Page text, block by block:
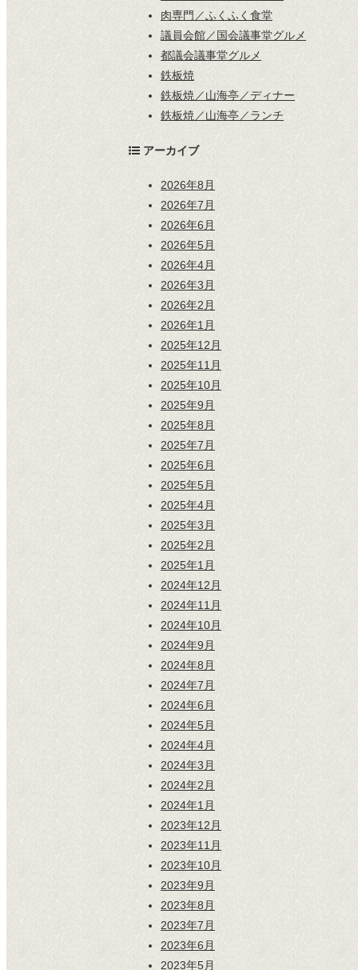
肉専門／ふくふく食堂
議員会館／国会議事堂グルメ
都議会議事堂グルメ
鉄板焼
鉄板焼／山海亭／ディナー
鉄板焼／山海亭／ランチ
アーカイブ
2026年8月
2026年7月
2026年6月
2026年5月
2026年4月
2026年3月
2026年2月
2026年1月
2025年12月
2025年11月
2025年10月
2025年9月
2025年8月
2025年7月
2025年6月
2025年5月
2025年4月
2025年3月
2025年2月
2025年1月
2024年12月
2024年11月
2024年10月
2024年9月
2024年8月
2024年7月
2024年6月
2024年5月
2024年4月
2024年3月
2024年2月
2024年1月
2023年12月
2023年11月
2023年10月
2023年9月
2023年8月
2023年7月
2023年6月
2023年5月